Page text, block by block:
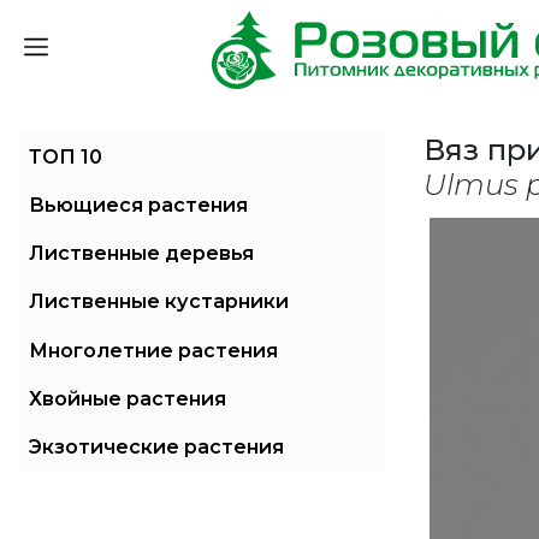
ТОП 10
Вьющиеся растения
Лиственные деревья
Лиственные кустарники
Многолетние растения
Хвойные растения
Экзотические растения
Вяз
Ulmus